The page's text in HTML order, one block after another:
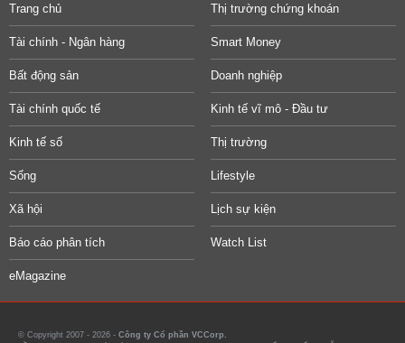
Trang chủ Thị trường chứng khoán
Tài chính - Ngân hàng Smart Money
Bất động sản Doanh nghiệp
Tài chính quốc tế Kinh tế vĩ mô - Đầu tư
Kinh tế số Thị trường
Sống Lifestyle
Xã hội Lịch sự kiện
Báo cáo phân tích Watch List
eMagazine
© Copyright 2007 - 2026 - Công ty Cổ phần VCCorp.